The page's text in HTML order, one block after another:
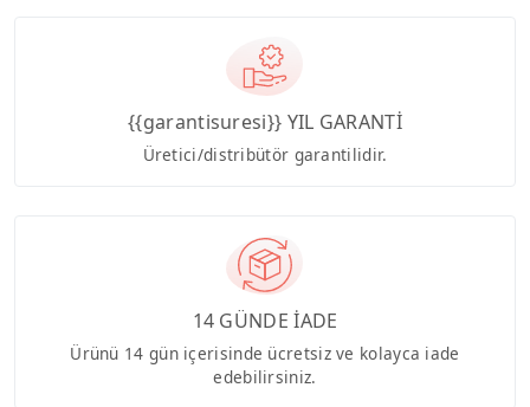
{{garantisuresi}} YIL GARANTİ
Üretici/distribütör garantilidir.
14 GÜNDE İADE
Ürünü 14 gün içerisinde ücretsiz ve kolayca iade
edebilirsiniz.